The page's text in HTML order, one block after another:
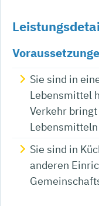
Sie sind in
Lebensmittel
Verkehr
Sie sind in
anderen